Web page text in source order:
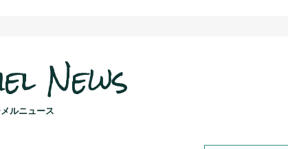
News
ルニュース